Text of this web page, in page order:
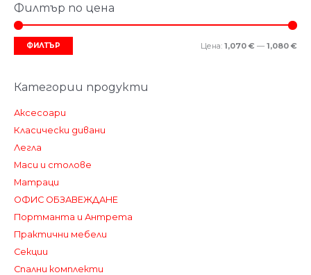
Филтър по цена
ФИЛТЪР Цена: 1,070 € — 1,080 €
Категории продукти
Аксесоари
Класически дивани
Легла
Маси и столове
Матраци
ОФИС ОБЗАВЕЖДАНЕ
Портманта и Антрета
Практични мебели
Секции
Спални комплекти